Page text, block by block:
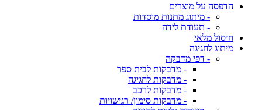
הדפסה על מוצרים
- מיתוג מתנות מוסדות
- תעודת לידה
חיסול מלאי
מיתוג לחגיגה
- דפי מדבקה
- מדבקות לבית ספר
- מדבקות לחגיגה
- מדבקות לרכב
- מדבקות סימון/ רגישויות